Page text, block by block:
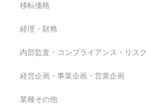
移転価格
経理・財務
内部監査・コンプライアンス・リスク
経営企画・事業企画・営業企画
業種その他